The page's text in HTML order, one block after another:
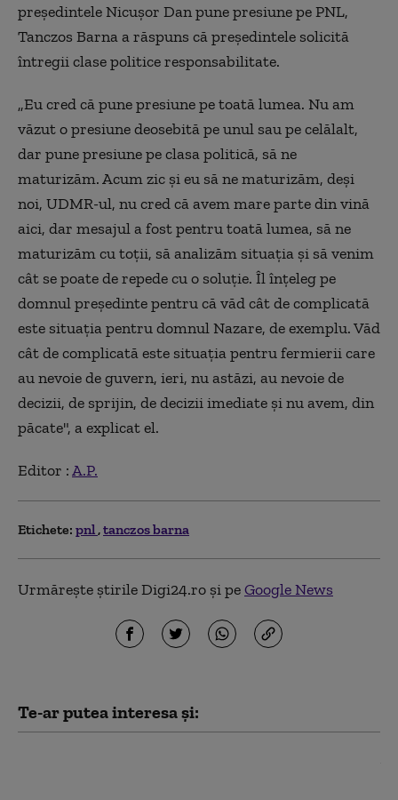
preşedintele Nicuşor Dan pune presiune pe PNL,
Tanczos Barna a răspuns că preşedintele solicită
întregii clase politice responsabilitate.
„Eu cred că pune presiune pe toată lumea. Nu am
văzut o presiune deosebită pe unul sau pe celălalt,
dar pune presiune pe clasa politică, să ne
maturizăm. Acum zic şi eu să ne maturizăm, deşi
noi, UDMR-ul, nu cred că avem mare parte din vină
aici, dar mesajul a fost pentru toată lumea, să ne
maturizăm cu toţii, să analizăm situaţia şi să venim
cât se poate de repede cu o soluţie. Îl înţeleg pe
domnul preşedinte pentru că văd cât de complicată
este situaţia pentru domnul Nazare, de exemplu. Văd
cât de complicată este situaţia pentru fermierii care
au nevoie de guvern, ieri, nu astăzi, au nevoie de
decizii, de sprijin, de decizii imediate şi nu avem, din
păcate", a explicat el.
Editor :A.P.
Etichete: pnl tanczos barna
Urmărește știrile Digi24.ro și peGoogle News
Te-ar putea interesa și: